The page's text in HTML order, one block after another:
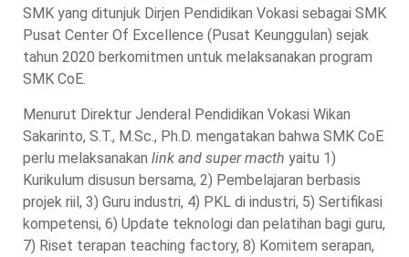
SMK yang ditunjuk Dirjen Pendidikan Vokasi sebagai SMK
Pusat Center Of Excellence (Pusat Keunggulan) sejak
tahun 2020 berkomitmen untuk melaksanakan program
SMK CoE.
Menurut Direktur Jenderal Pendidikan Vokasi Wikan
Sakarinto, S.T., M.Sc., Ph.D. mengatakan bahwa SMK CoE
perlu melaksanakan link and super macth yaitu 1)
Kurikulum disusun bersama, 2) Pembelajaran berbasis
projek riil, 3) Guru industri, 4) PKL di industri, 5) Sertifikasi
kompetensi, 6) Update teknologi dan pelatihan bagi guru,
7) Riset terapan teaching factory, 8) Komitem serapan,